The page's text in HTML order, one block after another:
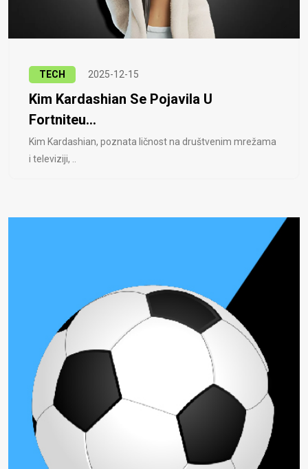
TECH 2025-12-15
Kim Kardashian Se Pojavila U
Fortniteu...
Kim Kardashian, poznata ličnost na društvenim mrežama
i televiziji, ..